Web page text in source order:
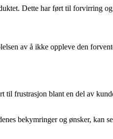
Dette har ført til forvirring
av å ikke oppleve den
frustrasjon blant en del av
bekymringer og ønsker, kan